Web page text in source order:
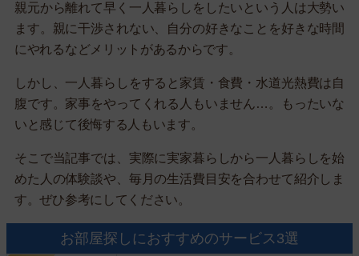
親元から離れて早く一人暮らしをしたいという人は大勢い
ます。親に干渉されない、自分の好きなことを好きな時間
にやれるなどメリットがあるからです。
しかし、一人暮らしをすると家賃・食費・水道光熱費は自
腹です。家事をやってくれる人もいません…。もったいな
いと感じて後悔する人もいます。
そこで当記事では、実際に実家暮らしから一人暮らしを始
めた人の体験談や、毎月の生活費目安を合わせて紹介しま
す。ぜひ参考にしてください。
お部屋探しにおすすめのサービス3選